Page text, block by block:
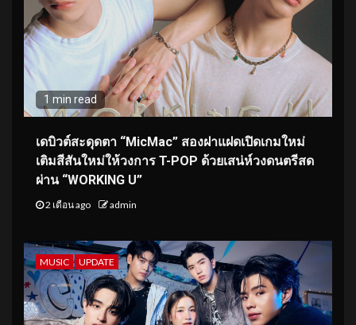
1 min read
เดบิวต์สะดุดตา “MicMac” สองฝาแฝดเปิดเกมใหม่
เติมสีสันใหม่ให้วงการ T-POP ด้วยเสน่ห์วงดนตรีสด
ผ่าน “WORKING U”
2 เดือน ago admin
MUSIC UPDATE